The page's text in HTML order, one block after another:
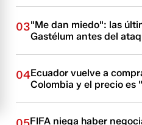
03"Me dan miedo": las
Gastélum antes del
04Ecuador vuelve a
Colombia y el precio es
FIFA niega haber